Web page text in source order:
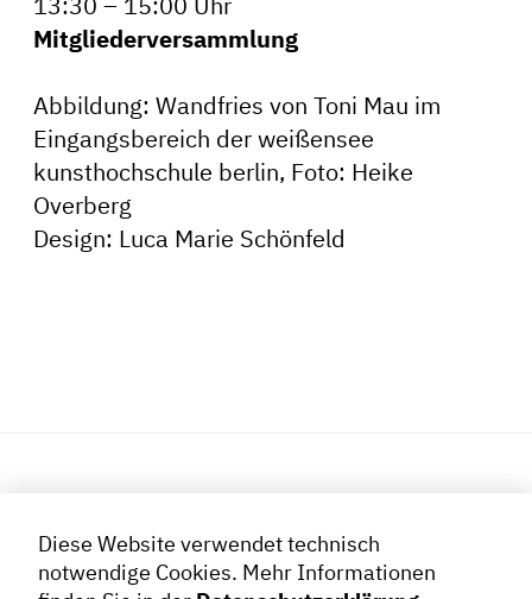
Diese Website verwendet technisch
notwendige Cookies. Mehr Informationen
13:30 – 15:00 Uhr
Mitgliederversammlung
Abbildung: Wandfries von Toni Mau im
Eingangsbereich der weißensee
kunsthochschule berlin, Foto: Heike
Overberg
Design: Luca Marie Schönfeld